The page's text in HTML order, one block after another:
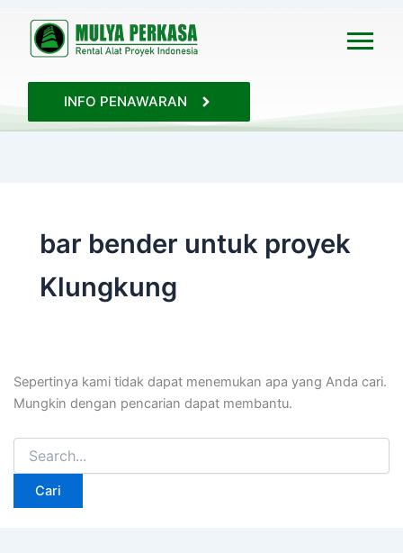
INFO PENAWARAN
bar bender untuk proyek
Klungkung
Sepertinya kami tidak dapat menemukan apa yang Anda cari.
Mungkin dengan pencarian dapat membantu.
Cari
untuk: